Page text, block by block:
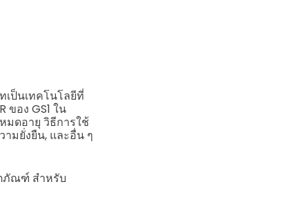
ป็นเทคโนโลยีที่
ของ GS1 ใน
มดอายุ วิธีการใช้
ามยั่งยืน, และอื่น ๆ
ภัณฑ์ สำหรับ